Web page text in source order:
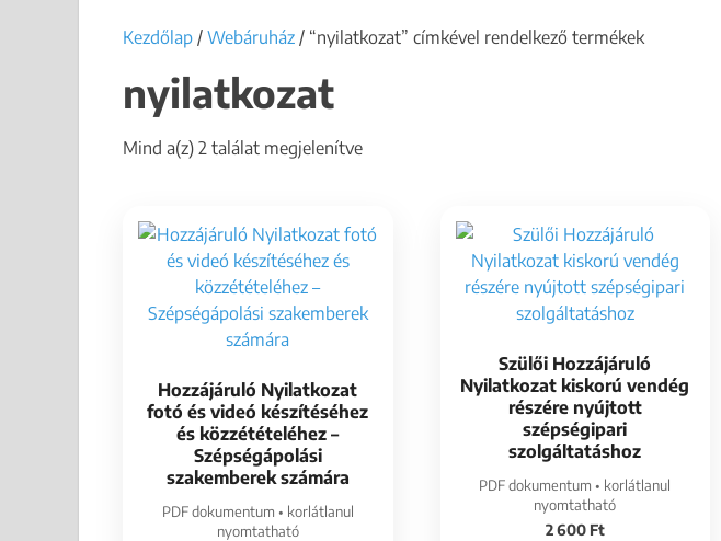
Kezdőlap / Webáruház / “nyilatkozat” címkével rendelkező termékek
nyilatkozat
Mind a(z) 2 találat megjelenítve
Hozzájáruló Nyilatkozat
fotó és videó készítéséhez
és közzétételéhez –
Szépségápolási
szakemberek számára
PDF dokumentum • korlátlanul
nyomtatható
Szülői Hozzájáruló
Nyilatkozat kiskorú vendég
részére nyújtott
szépségipari
szolgáltatáshoz
PDF dokumentum • korlátlanul
nyomtatható
2 600 Ft